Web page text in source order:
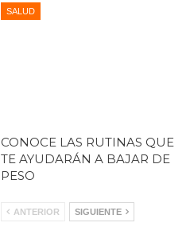
SALUD
CONOCE LAS RUTINAS QUE
TE AYUDARÁN A BAJAR DE
PESO
ANTERIOR SIGUIENTE